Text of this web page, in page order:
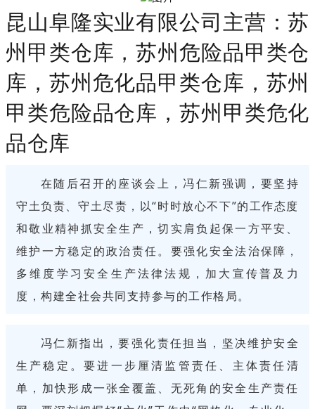
昆山阜隆实业有限公司主营：苏
州甲类仓库，苏州危险品甲类仓
库，苏州危化品甲类仓库，苏州
甲类危险品仓库，苏州甲类危化
品仓库
在随后召开的座谈会上，冯仁新强调，要坚持
守土负责、守土尽责，以“时时放心不下”的工作态度
和敬业精神抓安全生产，切实肩负起保一方平安、
维护一方稳定的政治责任。要强化安全法治保障，
多维度学习安全生产法律法规，加大宣传普及力
度，构建全社会共同支持参与的工作格局。
冯仁新指出，要强化责任担当，坚决维护安全
生产稳定。要进一步厘清监管责任、主体责任清
单，加快形成一张全覆盖、无死角的安全生产责任